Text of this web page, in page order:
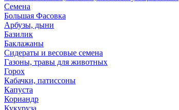
Семена
Большая Фасовка
Арбузы, дыни
Базилик
Баклажаны
Сидераты и весовые семена
Газоны, травы для животных
Горох
Кабачки, патиссоны
Капуста
Кориандр
Кукуруза